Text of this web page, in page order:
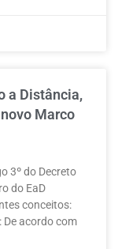
a Distância,
Marco
3º do Decreto
do EaD
conceitos:
De acordo com